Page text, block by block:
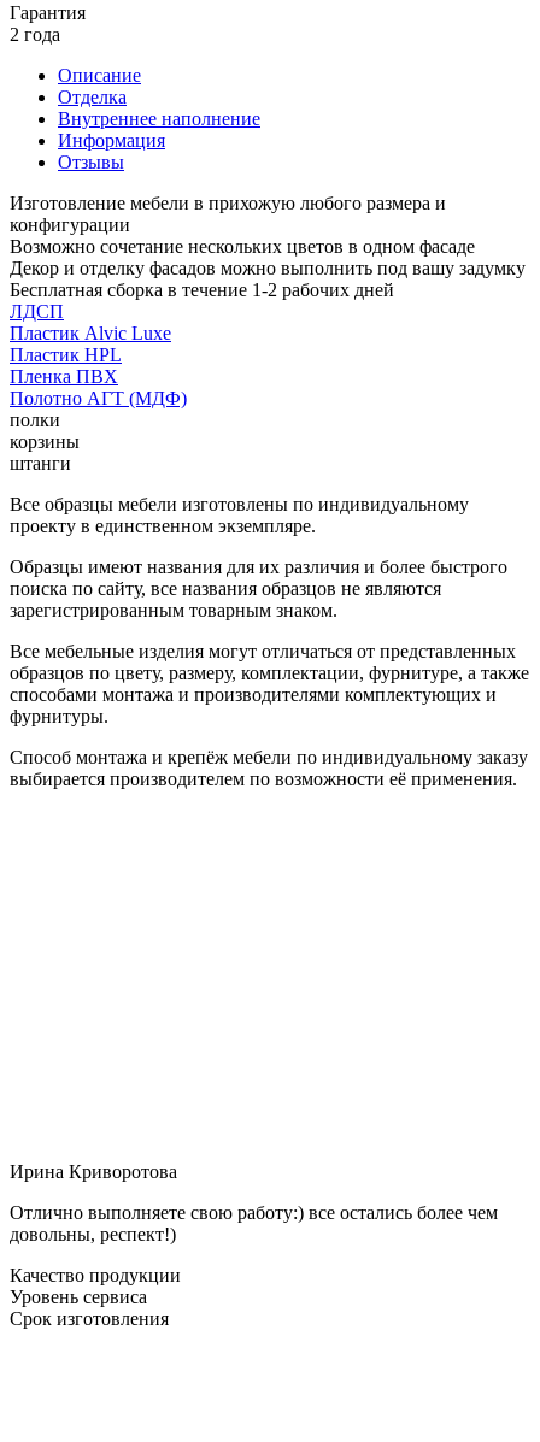
Гарантия
2 года
Описание
Отделка
Внутреннее наполнение
Информация
Отзывы
Изготовление мебели в прихожую любого размера и
конфигурации
Возможно сочетание нескольких цветов в одном фасаде
Декор и отделку фасадов можно выполнить под вашу задумку
Бесплатная сборка в течение 1-2 рабочих дней
ЛДСП
Пластик Alvic Luxe
Пластик HPL
Пленка ПВХ
Полотно АГТ (МДФ)
полки
корзины
штанги
Все образцы мебели изготовлены по индивидуальному
проекту в единственном экземпляре.
Образцы имеют названия для их различия и более быстрого
поиска по сайту, все названия образцов не являются
зарегистрированным товарным знаком.
Все мебельные изделия могут отличаться от представленных
образцов по цвету, размеру, комплектации, фурнитуре, а также
способами монтажа и производителями комплектующих и
фурнитуры.
Способ монтажа и крепёж мебели по индивидуальному заказу
выбирается производителем по возможности её применения.
Ирина Криворотова
Отлично выполняете свою работу:) все остались более чем
довольны, респект!)
Качество продукции
Уровень сервиса
Срок изготовления